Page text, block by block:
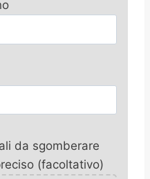
da sgomberare
(facoltativo)